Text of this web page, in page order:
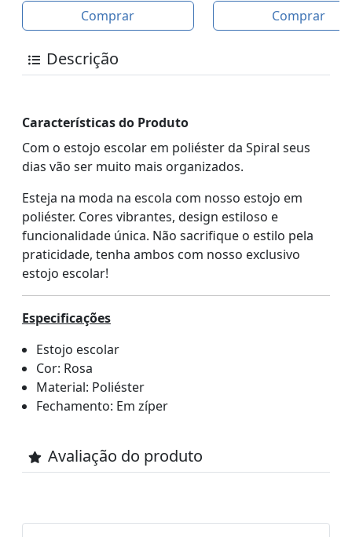
Comprar Comprar
Descrição
Características do Produto
Com o estojo escolar em poliéster da Spiral seus
dias vão ser muito mais organizados.
Esteja na moda na escola com nosso estojo em
poliéster. Cores vibrantes, design estiloso e
funcionalidade única. Não sacrifique o estilo pela
praticidade, tenha ambos com nosso exclusivo
estojo escolar!
Especificações
Estojo escolar
Cor: Rosa
Material: Poliéster
Fechamento: Em zíper
Avaliação do produto